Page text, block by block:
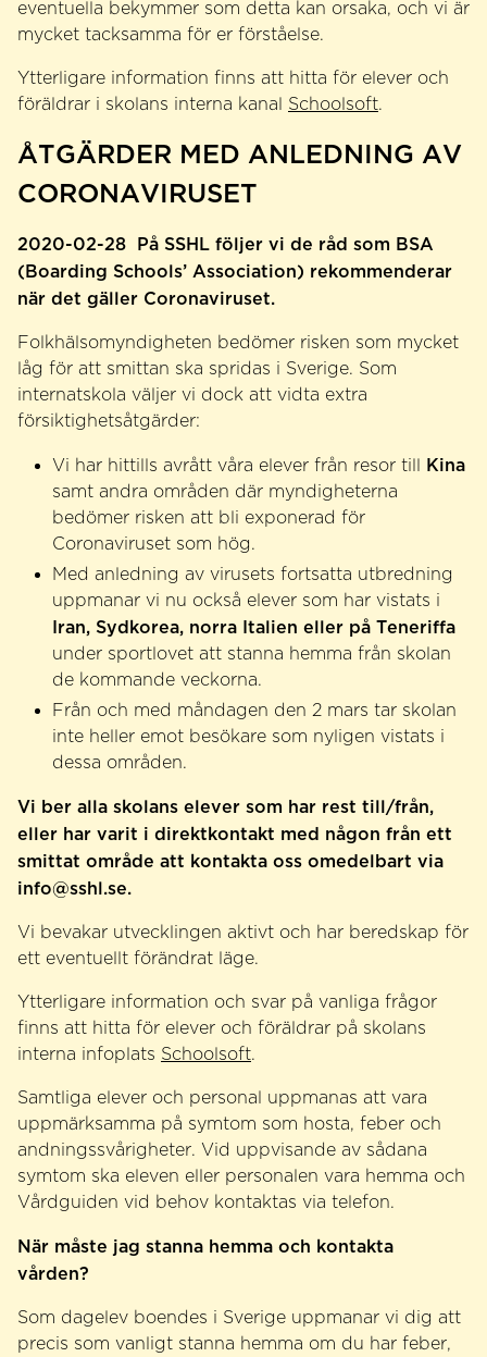
eventuella bekymmer som detta kan orsaka, och vi är
mycket tacksamma för er förståelse.
Ytterligare information finns att hitta för elever och
föräldrar i skolans interna kanal Schoolsoft.
ÅTGÄRDER MED ANLEDNING AV
CORONAVIRUSET
2020-02-28
På SSHL följer vi de råd som BSA
(Boarding Schools’ Association) rekommenderar
när det gäller Coronaviruset.
Folkhälsomyndigheten bedömer risken som mycket
låg för att smittan ska spridas i Sverige. Som
internatskola väljer vi dock att vidta extra
försiktighetsåtgärder:
Vi har hittills avrått våra elever från resor till Kina
samt andra områden där myndigheterna
bedömer risken att bli exponerad för
Coronaviruset som hög.
Med anledning av virusets fortsatta utbredning
uppmanar vi nu också elever som har vistats i
Iran, Sydkorea, norra Italien eller på Teneriffa
under sportlovet att stanna hemma från skolan
de kommande veckorna.
Från och med måndagen den 2 mars tar skolan
inte heller emot besökare som nyligen vistats i
dessa områden.
Vi ber alla skolans elever som har rest till/från,
eller har varit i direktkontakt med någon från ett
smittat område att kontakta oss omedelbart via
info@sshl.se.
Vi bevakar utvecklingen aktivt och har beredskap för
ett eventuellt förändrat läge.
Ytterligare information och svar på vanliga frågor
finns att hitta för elever och föräldrar på skolans
interna infoplats Schoolsoft.
Samtliga elever och personal uppmanas att vara
uppmärksamma på symtom som hosta, feber och
andningssvårigheter. Vid uppvisande av sådana
symtom ska eleven eller personalen vara hemma och
Vårdguiden vid behov kontaktas via telefon.
När måste jag stanna hemma och kontakta
vården?
Som dagelev boendes i Sverige uppmanar vi dig att
precis som vanligt stanna hemma om du har feber,